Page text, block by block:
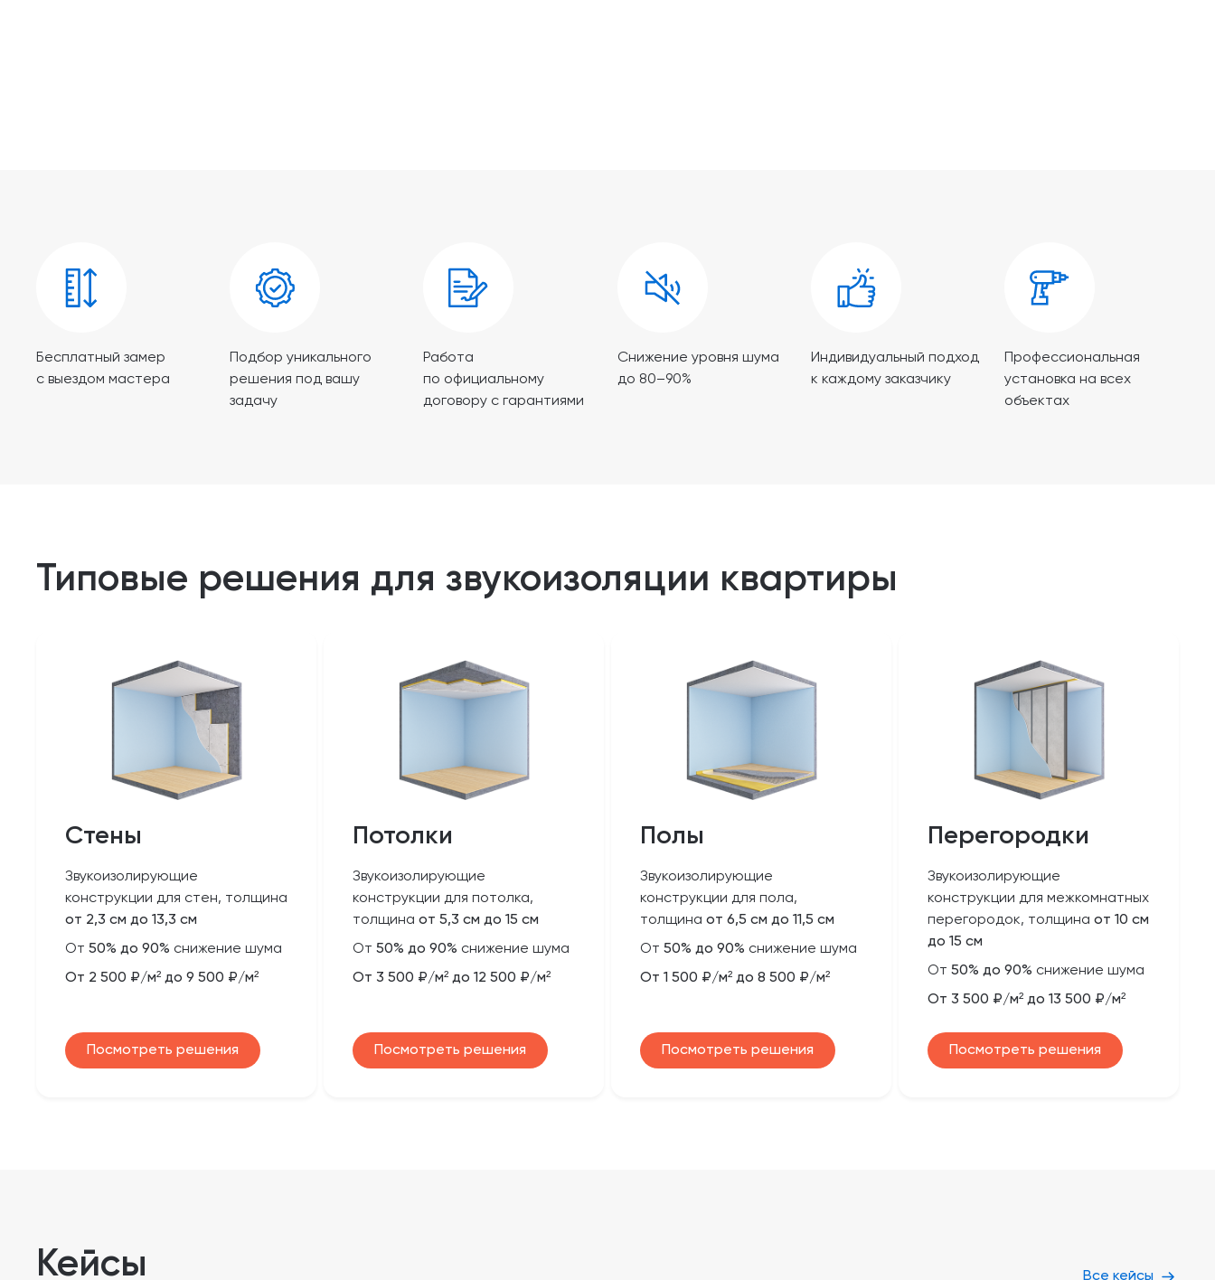
Бесплатный замер
с выездом мастера
Подбор уникального
решения под вашу
задачу
Работа
по официальному
договору с гарантиями
Снижение уровня шума
до 80–90%
Индивидуальный подход
к каждому заказчику
Профессиональная
установка на всех
объектах
Типовые решения для звукоизоляции квартиры
Стены
Звукоизолирующие
конструкции для стен, толщина
от 2,3 см до 13,3 см
От 50% до 90% снижение шума
От 2 500 ₽/м² до 9 500 ₽/м²
Посмотреть решения
Потолки
Звукоизолирующие
конструкции для потолка,
толщина от 5,3 см до 15 см
От 50% до 90% снижение шума
От 3 500 ₽/м² до 12 500 ₽/м²
Посмотреть решения
Полы
Звукоизолирующие
конструкции для пола,
толщина от 6,5 см до 11,5 см
От 50% до 90% снижение шума
От 1 500 ₽/м² до 8 500 ₽/м²
Посмотреть решения
Перегородки
Звукоизолирующие
конструкции для межкомнатных
перегородок, толщина от 10 см
до 15 см
От 50% до 90% снижение шума
От 3 500 ₽/м² до 13 500 ₽/м²
Посмотреть решения
Кейсы Все кейсы